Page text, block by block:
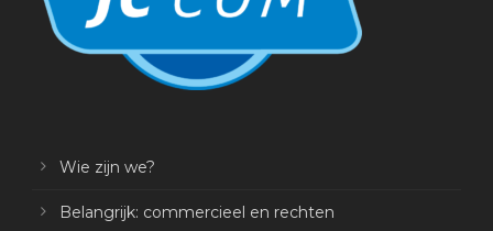
Wie zijn we?
Belangrijk: commercieel en rechten